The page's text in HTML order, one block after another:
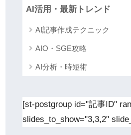
AI活用・最新トレンド
AI記事作成テクニック
AIO・SGE攻略
AI分析・時短術
[st-postgroup id="記事ID"
slides_to_show="3,3,2"